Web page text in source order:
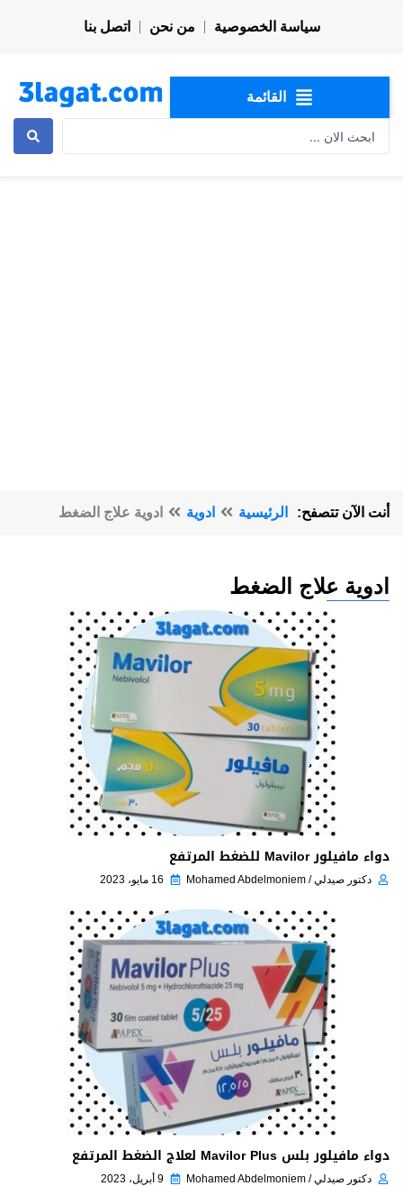
سياسة الخصوصية من نحن اتصل بنا
القائمة
أنت الآن تتصفح: الرئيسية ادوية ادوية علاج الضغط
ادوية علاج الضغط
دواء مافيلور Mavilor للضغط المرتفع
دكتور صيدلي / Mohamed Abdelmoniem 16 مايو، 2023
دواء مافيلور بلس Mavilor Plus لعلاج الضغط المرتفع
دكتور صيدلي / Mohamed Abdelmoniem 9 أبريل، 2023